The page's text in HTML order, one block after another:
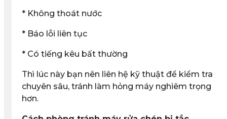
* Không thoát nước
* Báo lỗi liên tục
* Có tiếng kêu bất thường
Thì lúc này bạn nên liên hệ kỹ thuật để kiểm tra
chuyên sâu, tránh làm hỏng máy nghiêm trọng
hơn.